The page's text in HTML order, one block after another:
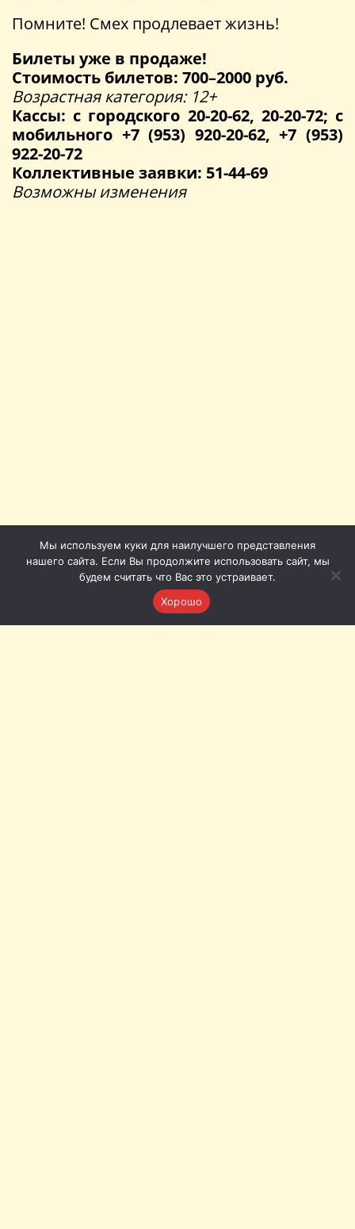
Помните! Смех продлевает жизнь!
Билеты уже в продаже!
Стоимость билетов: 700–2000 руб.
Возрастная категория: 12+
Кассы: с городского 20-20-62, 20-20-72; с
мобильного +7 (953) 920-20-62, +7 (953)
922-20-72
Коллективные заявки: 51-44-69
Возможны изменения
Мы используем куки для наилучшего представления
нашего сайта. Если Вы продолжите использовать сайт, мы
будем считать что Вас это устраивает.
Хорошо